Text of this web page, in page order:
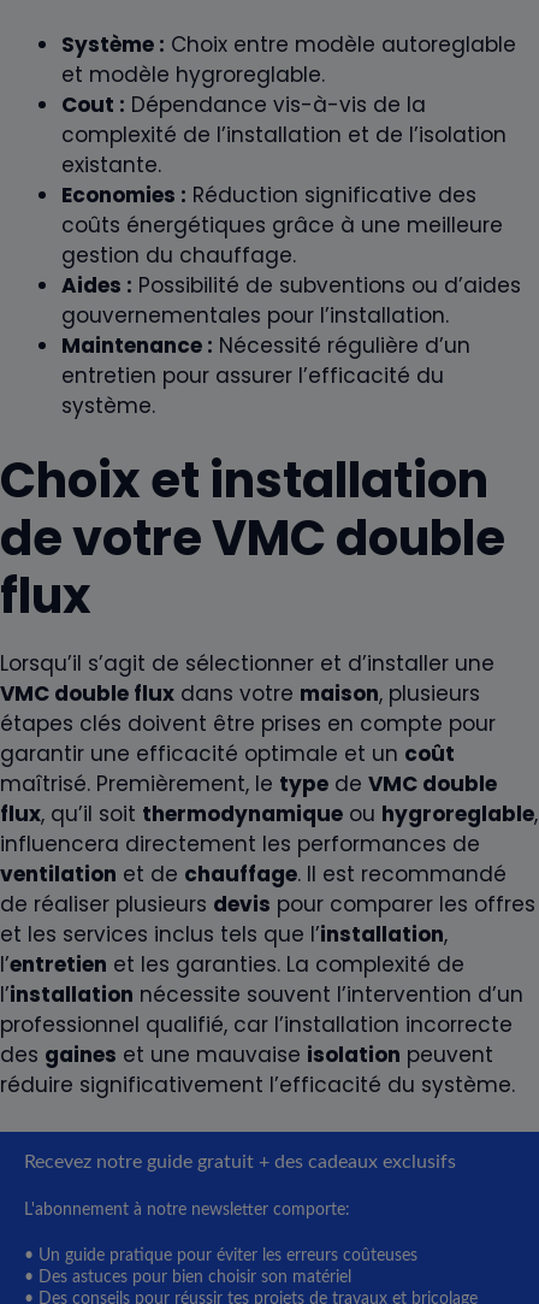
Système : Choix entre modèle autoreglable
et modèle hygroreglable.
Cout : Dépendance vis-à-vis de la
complexité de l’installation et de l’isolation
existante.
Economies : Réduction significative des
coûts énergétiques grâce à une meilleure
gestion du chauffage.
Aides : Possibilité de subventions ou d’aides
gouvernementales pour l’installation.
Maintenance : Nécessité régulière d’un
entretien pour assurer l’efficacité du
système.
Choix et installation
de votre VMC double
flux
Lorsqu’il s’agit de sélectionner et d’installer une
VMC double flux dans votre maison, plusieurs
étapes clés doivent être prises en compte pour
garantir une efficacité optimale et un coût
maîtrisé. Premièrement, le type de VMC double
flux, qu’il soit thermodynamique ou hygroreglable,
influencera directement les performances de
ventilation et de chauffage. Il est recommandé
de réaliser plusieurs devis pour comparer les offres
et les services inclus tels que l’installation,
l’entretien et les garanties. La complexité de
l’installation nécessite souvent l’intervention d’un
professionnel qualifié, car l’installation incorrecte
des gaines et une mauvaise isolation peuvent
réduire significativement l’efficacité du système.